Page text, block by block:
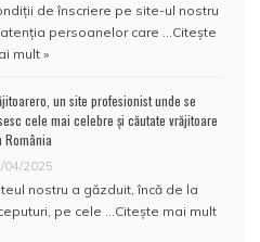
de înscriere pe site-ul nostru
persoanelor care … Citește
mult »
un site profesionist unde se
cele mai celebre și căutate vrăjitoare
România
04/2025
nostru a găzduit, încă de la
pe cele … Citește mai mult